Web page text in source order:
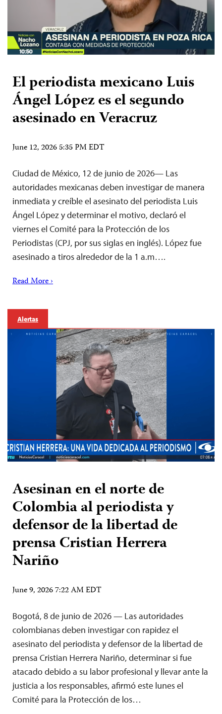
El periodista mexicano Luis
Ángel López es el segundo
asesinado en Veracruz
June 12, 2026 5:35 PM EDT
Ciudad de México, 12 de junio de 2026— Las
autoridades mexicanas deben investigar de manera
inmediata y creíble el asesinato del periodista Luis
Ángel López y determinar el motivo, declaró el
viernes el Comité para la Protección de los
Periodistas (CPJ, por sus siglas en inglés). López fue
asesinado a tiros alrededor de la 1 a.m….
Read More ›
Alertas
Asesinan en el norte de
Colombia al periodista y
defensor de la libertad de
prensa Cristian Herrera
Nariño
June 9, 2026 7:22 AM EDT
Bogotá, 8 de junio de 2026 — Las autoridades
colombianas deben investigar con rapidez el
asesinato del periodista y defensor de la libertad de
prensa Cristian Herrera Nariño, determinar si fue
atacado debido a su labor profesional y llevar ante la
justicia a los responsables, afirmó este lunes el
Comité para la Protección de los…